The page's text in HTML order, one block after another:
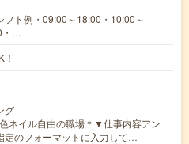
ト例・09:00～18:00・10:00～
・…
グ
ネイル自由の職場＊▼仕事内容アン
定のフォーマットに入力して…